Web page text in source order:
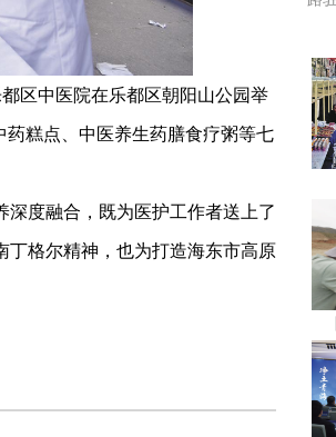
区中医院在乐都区朝阳山公园举
糕点、中医养生药膳食疗粥等七
度融合，既为医护工作者送上了
丁格尔精神，也为打造海东市高原